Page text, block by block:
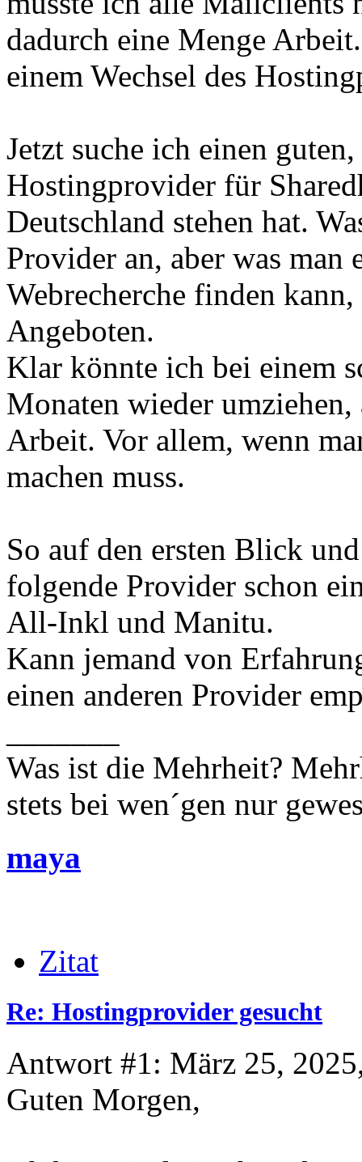
dadurch eine Menge
einem Wechsel des
Jetzt suche ich einen
Hostingprovider für
Deutschland stehen hat.
Provider an, aber was man
Webrecherche finden
Angeboten.
Klar könnte ich bei einem
Monaten wieder
Arbeit. Vor allem, wenn
machen muss.
So auf den ersten Blick
folgende Provider schon
All-Inkl und Manitu.
Kann jemand von
einen anderen Provider
Was ist die Mehrheit?
stets bei wen´gen nur
maya
Zitat
Re: Hostingprovider gesucht
Antwort #1: März 25,
Guten Morgen,